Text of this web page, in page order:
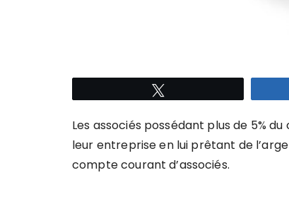
Les associés possédant plus de 5%
leur entreprise en lui prêtant de
compte courant d’associés.